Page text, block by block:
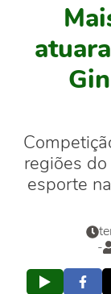
regiões
esporte
-